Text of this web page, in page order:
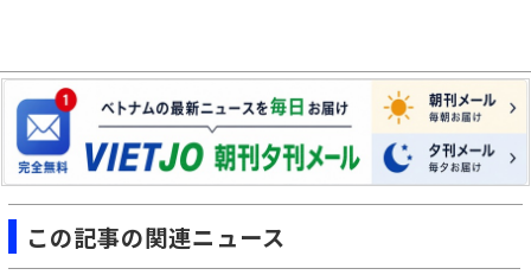
この記事の関連ニュース